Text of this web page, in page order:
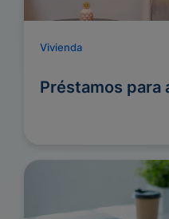
Vivienda
Préstamos para